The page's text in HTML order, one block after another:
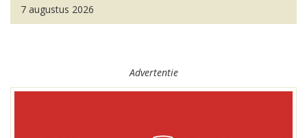
7 augustus 2026
Advertentie